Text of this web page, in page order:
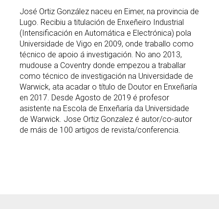
José Ortiz González naceu en Eimer, na provincia de
Lugo. Recibiu a titulación de Enxeñeiro Industrial
(Intensificación en Automática e Electrónica) pola
Universidade de Vigo en 2009, onde traballo como
técnico de apoio á investigación. No ano 2013,
mudouse a Coventry donde empezou a traballar
como técnico de investigación na Universidade de
Warwick, ata acadar o título de Doutor en Enxeñaría
en 2017. Desde Agosto de 2019 é profesor
asistente na Escola de Enxeñaría da Universidade
de Warwick. Jose Ortiz Gonzalez é autor/co-autor
de máis de 100 artigos de revista/conferencia.